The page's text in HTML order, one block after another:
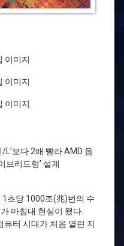
L’보다 2배 빨라 AMD 옵
브리드형’ 설계
1초당 1000조(兆)번의 수
마침내 현실이 됐다.
터 시대가 처음 열린 지